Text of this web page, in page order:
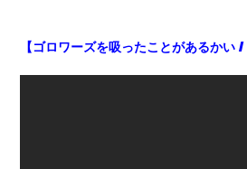
【ゴロワーズを吸ったことがあるかい /